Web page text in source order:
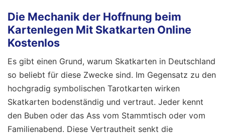
Die Mechanik der Hoffnung beim
Kartenlegen Mit Skatkarten Online
Kostenlos
Es gibt einen Grund, warum Skatkarten in Deutschland
so beliebt für diese Zwecke sind. Im Gegensatz zu den
hochgradig symbolischen Tarotkarten wirken
Skatkarten bodenständig und vertraut. Jeder kennt
den Buben oder das Ass vom Stammtisch oder vom
Familienabend. Diese Vertrautheit senkt die